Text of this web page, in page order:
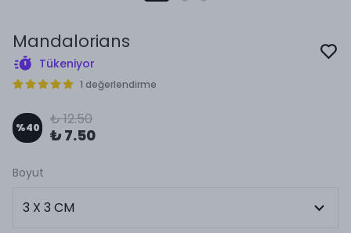
Mandalorians
Tükeniyor
1 değerlendirme
%40 ₺ 12.50
₺ 7.50
Boyut